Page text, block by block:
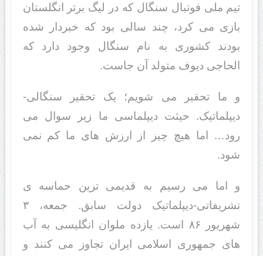
تیم ملی فوتبال سنگال که در لیگ برتر انگلستان
بازی می کرد، چند سالی بود که خبردار شده
بودند کشوری به نام سنگال وجود دارد که
الحاجی دیوف متولد آن جاست.
و ما تحقیر می شویم؛ یک تحقیر سنگالی-
دیپلماتیک. حیثت دیپلماسی ما زیر سوال می
رود… اما هیچ چیز از ارزش های ما کم نمی
شود.
و اما می رسیم به قدیمی ترین حماسه ی
تشریفاتی-دیپلماتیک دولت سابق. جمعه، ۳
شهریور ٨۶ است. یازده ملوان انگلیسی به آب
های جمهوری اسلامی ایران تجاوز می کنند و